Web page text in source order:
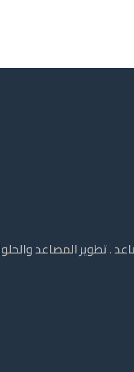
. تطوير المصاعد